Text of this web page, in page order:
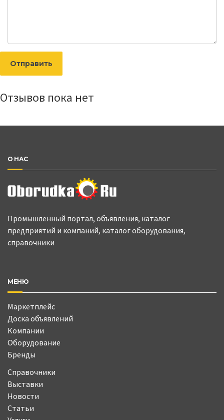
Отправить
Отзывов пока нет
О НАС
Промышленный портал, объявления, каталог
предприятий и компаний, каталог оборудования,
справочники
МЕНЮ
Маркетплейс
Доска объявлений
Компании
Оборудование
Бренды
Справочники
Выставки
Новости
Статьи